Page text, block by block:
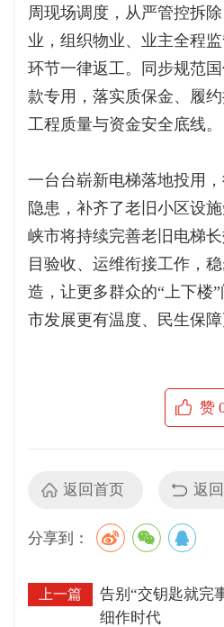
周现场调度，从严管控拆
业，组织物业、业主全程
环节一律返工。同步规范
款专用，落实质保金、履
工程质量与资金安全底线。
一台台崭新电梯落地投用
隐患，补齐了老旧小区设
峡市将持续完善老旧电梯
目验收、运维衔接工作，
造，让更多群众的“上下楼
市发展更有温度、民生保障
赞
返回首页 返
分享到：
上一篇
告别“交钥匙就完
细作时代